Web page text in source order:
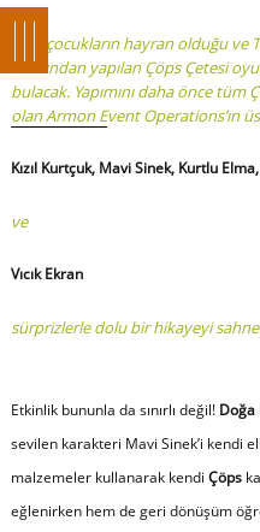
Tüm çocukların hayran olduğu ve
tarafından yapılan Çöps Çetesi
bulacak. Yapımını daha önce tüm
olan Armon Event Operations’ın
Kızıl Kurtçuk, Mavi Sinek, Kurtlu Elma,
ve
Vıcık Ekran
sürprizlerle dolu bir hikayeyi
Etkinlik bununla da sınırlı değil! Doğa
sevilen karakteri Mavi Sinek’i kendi
malzemeler kullanarak kendi Çöps
eğlenirken hem de geri dönüşüm